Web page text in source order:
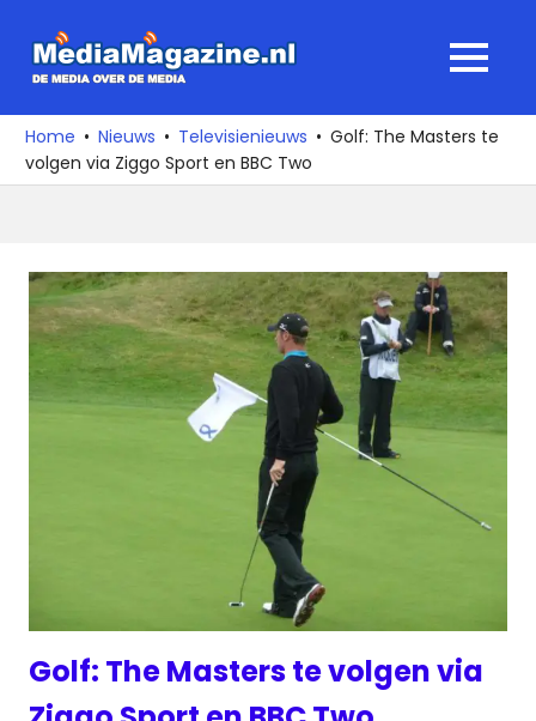
naar
media
over
de
MENU
Home Nieuws Televisienieuws
Golf: The Masters te
volgen via Ziggo Sport en BBC Two
Golf: The Masters te volgen via